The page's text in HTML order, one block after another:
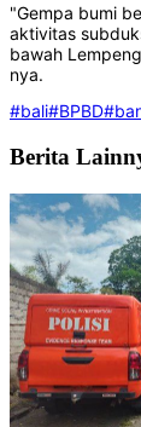
"Gempa bumi
aktivitas
bawah
nya.
#bali#BPBD
Berita